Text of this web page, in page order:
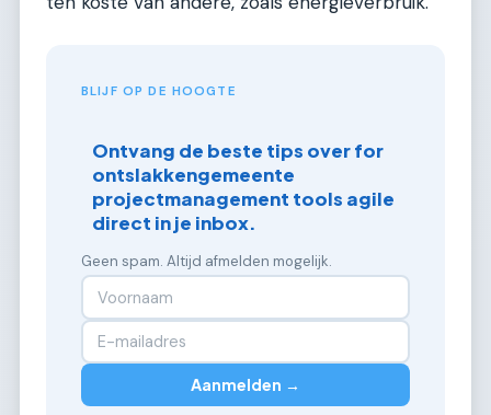
BLIJF OP DE HOOGTE
Ontvang de beste tips over for
ontslakkengemeente
projectmanagement tools agile
direct in je inbox.
Geen spam. Altijd afmelden mogelijk.
Aanmelden →